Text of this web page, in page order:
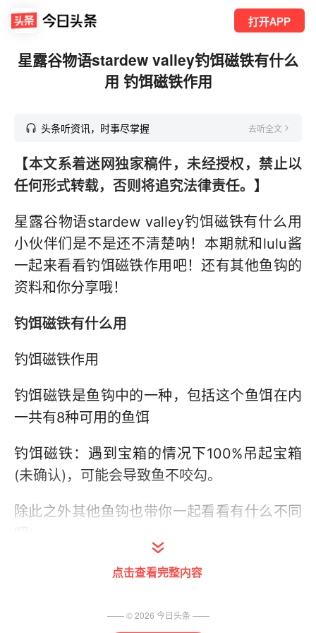
打开APP
星露谷物语stardew valley钓饵磁铁有什么
用 钓饵磁铁作用
头条听资讯，时事尽掌握 去听全文
【本文系着迷网独家稿件，未经授权，禁止以
任何形式转载，否则将追究法律责任。】
星露谷物语stardew valley钓饵磁铁有什么用
小伙伴们是不是还不清楚呐！本期就和lulu酱
一起来看看钓饵磁铁作用吧！还有其他鱼钩的
资料和你分享哦！
钓饵磁铁有什么用
钓饵磁铁作用
钓饵磁铁是鱼钩中的一种，包括这个鱼饵在内
一共有8种可用的鱼饵
钓饵磁铁：遇到宝箱的情况下100%吊起宝箱
(未确认)，可能会导致鱼不咬勾。
除此之外其他鱼钩也带你一起看看有什么不同
Spinner：减少丢下鱼钩后到钓到鱼之间的等
点击查看完整内容
—— ©2026 今日头条 ——